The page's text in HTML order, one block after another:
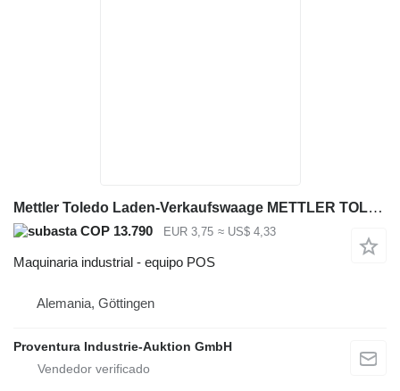
Mettler Toledo Laden-Verkaufswaage METTLER TOLEDO L2-6S-H2S
COP 13.790 EUR 3,75 ≈ US$ 4,33
Maquinaria industrial - equipo POS
Alemania, Göttingen
Proventura Industrie-Auktion GmbH